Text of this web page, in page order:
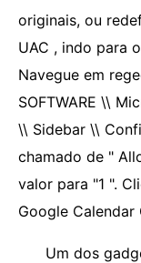
originais, ou
UAC , indo para
Navegue em
SOFTWARE \\
\\ Sidebar \\
chamado de "
valor para "1 ".
Google
Um dos